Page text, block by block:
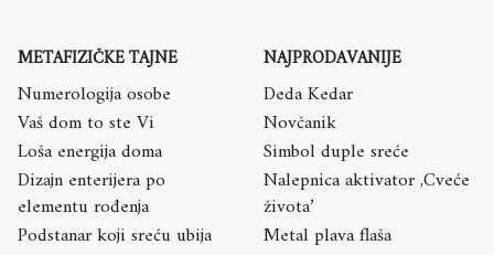
METAFIZIČKE TAJNE
Numerologija osobe
Vaš dom to ste Vi
Loša energija doma
Dizajn enterijera po
elementu rođenja
Podstanar koji sreću ubija
NAJPRODAVANIJE
Deda Kedar
Novčanik
Simbol duple sreće
Nalepnica aktivator ,Cveće
života’
Metal plava flaša